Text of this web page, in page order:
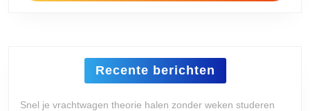
Recente berichten
Snel je vrachtwagen theorie halen zonder weken studeren